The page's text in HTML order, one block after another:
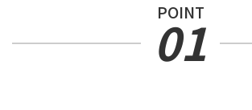
POINT
01